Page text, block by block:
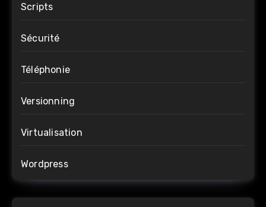
Scripts
Sécurité
Téléphonie
Versionning
Virtualisation
Wordpress